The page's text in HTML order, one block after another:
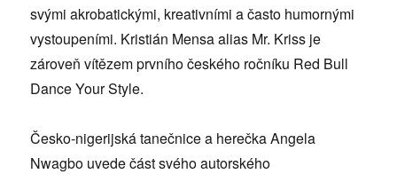
svými akrobatickými, kreativními a často humornými
vystoupeními. Kristián Mensa alias Mr. Kriss je
zároveň vítězem prvního českého ročníku Red Bull
Dance Your Style.
Česko-nigerijská tanečnice a herečka Angela
Nwagbo uvede část svého autorského